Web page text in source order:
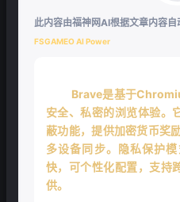
此内容由福神网AI根据文章内容
FSGAMEO AI Power
Brave是基于
安全、私密的浏览体验。
蔽功能，提供加密货币奖
多设备同步。隐私保护
快，可个性化配置，支持
供。